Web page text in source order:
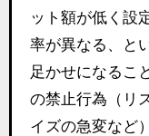
ット額が低く設
率が異なる、と
足かせになるこ
の禁止行為（リ
イズの急変など